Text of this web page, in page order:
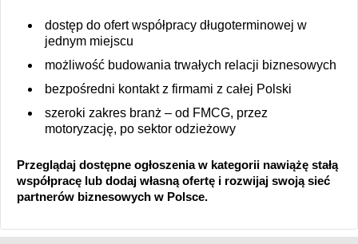
dostęp do ofert współpracy długoterminowej w
jednym miejscu
możliwość budowania trwałych relacji biznesowych
bezpośredni kontakt z firmami z całej Polski
szeroki zakres branż – od FMCG, przez
motoryzację, po sektor odzieżowy
Przeglądaj dostępne ogłoszenia w kategorii nawiążę stałą
współpracę lub dodaj własną ofertę i rozwijaj swoją sieć
partnerów biznesowych w Polsce.